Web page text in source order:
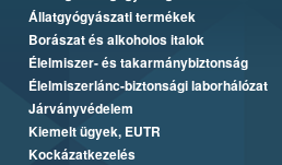
Állatgyógyászati termékek
Borászat és alkoholos italok
Élelmiszer- és takarmánybiztonság
Élelmiszerlánc-biztonsági laborhálózat
Járványvédelem
Kiemelt ügyek, EUTR
Kockázatkezelés